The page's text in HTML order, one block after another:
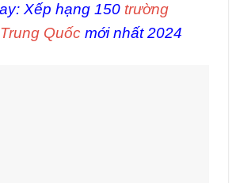
Xếp hạng 150 trường
Quốc mới nhất 2024